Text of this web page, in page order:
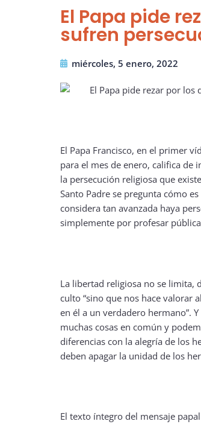
El Papa pide
sufren
miércoles, 5 enero, 2022
El Papa Francisco, en el primer
para el mes de enero, califica de
la persecución religiosa que
Santo Padre se pregunta cómo
considera tan avanzada haya
simplemente por profesar
La libertad religiosa no se limita,
culto “sino que nos hace valorar
en él a un verdadero hermano”.
muchas cosas en común y
diferencias con la alegría de los
deben apagar la unidad de los
El texto íntegro del mensaje